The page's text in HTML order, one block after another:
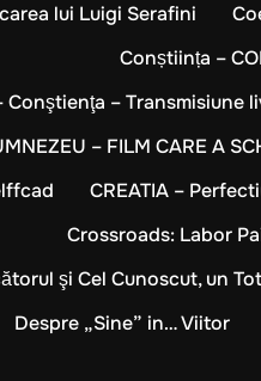
lui Luigi Serafini
Conștiința –
Conştienţa – Transmisiune
– FILM CARE A
CREATIA –
Crossroads: Labor
şi Cel Cunoscut, un
Despre „Sine” in… Viitor